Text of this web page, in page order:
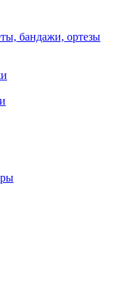
бандажи, ортезы